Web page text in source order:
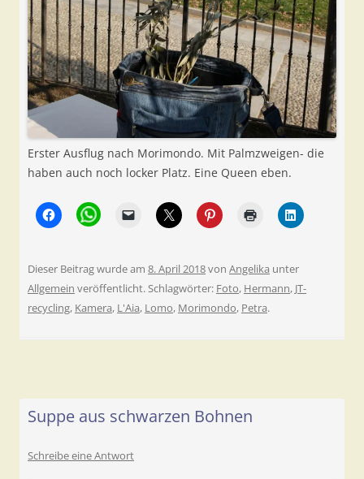
Erster Ausflug nach Morimondo. Mit Palmzweigen- die
haben auch noch locker Platz. Eine Queen eben.
Dieser Beitrag wurde am 8. April 2018von Angelika unter
Allgemein veröffentlicht. Schlagwörter: Foto, Hermann, JT-
recycling, Kamera, L'Aia, Lomo, Morimondo, Petra.
Suppe aus schwarzen Bohnen
Schreibe eine Antwort